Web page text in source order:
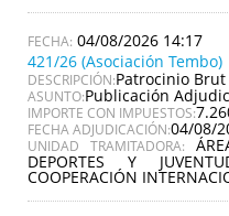
04/08/2026 14:17
421/26 (Asociación Tembo)
DESCRIPCIÓN:Patrocinio
ASUNTO:Publicación
IMPORTE CON IMPUESTOS:
FECHA ADJUDICACIÓN:04/08/
UNIDAD TRAMITADORA:
DEPORTES Y
COOPERACIÓN